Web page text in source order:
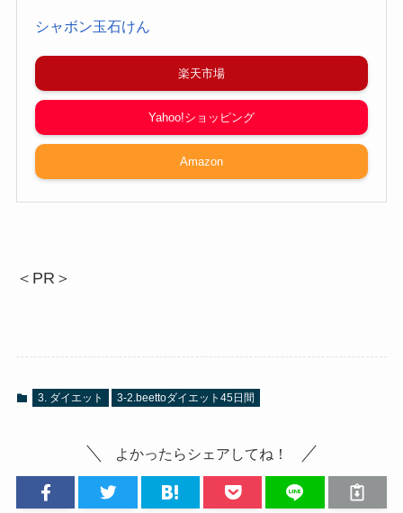
シャボン玉石けん
楽天市場
Yahoo!ショッピング
Amazon
＜PR＞
3. ダイエット 3-2.beettoダイエット45日間
よかったらシェアしてね！